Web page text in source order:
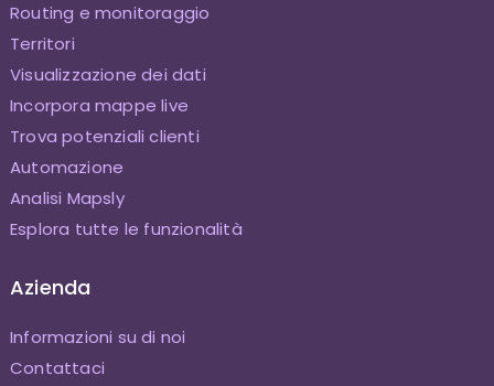
Routing e monitoraggio
Territori
Visualizzazione dei dati
Incorpora mappe live
Trova potenziali clienti
Automazione
Analisi Mapsly
Esplora tutte le funzionalità
Azienda
Informazioni su di noi
Contattaci